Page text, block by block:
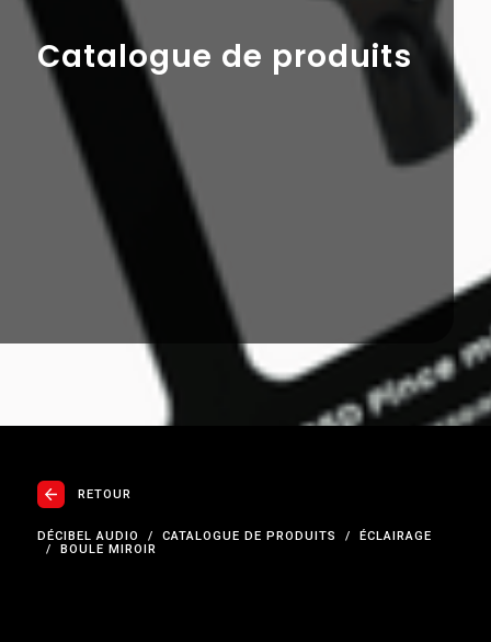
Catalogue de produits
RETOUR
DÉCIBEL AUDIO CATALOGUE DE PRODUITS
ÉCLAIRAGE
BOULE MIROIR